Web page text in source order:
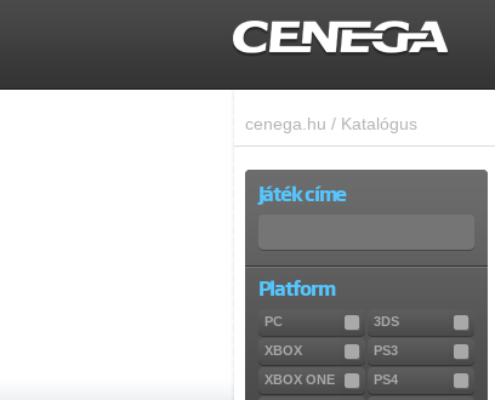
cenega.hu / Katalógus
Játék címe
Platform
PC
3DS
XBOX
PS3
XBOX ONE
PS4